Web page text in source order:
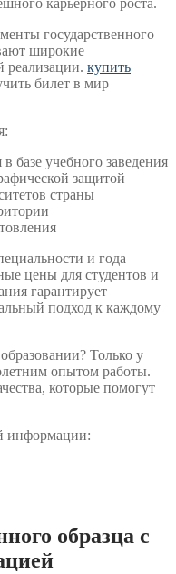
карьерного роста.
государственного
широкие
реализации. купить
билет в мир
базе учебного заведения
защитой
страны
и года
цены для студентов и
гарантирует
подход к каждому
Только у
опытом работы.
которые помогут
информации:
образца с